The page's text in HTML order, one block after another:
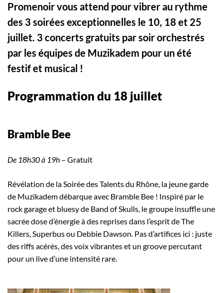
Promenoir vous attend pour vibrer au rythme
des 3 soirées exceptionnelles le 10, 18 et 25
juillet. 3 concerts gratuits par soir orchestrés
par les équipes de Muzikadem pour un été
festif et musical !
Programmation du 18 juillet
Bramble Bee
De 18h30 à 19h – Gratuit
Révélation de la Soirée des Talents du Rhône, la jeune garde
de Muzikadem débarque avec Bramble Bee ! Inspiré par le
rock garage et bluesy de Band of Skulls, le groupe insuffle une
sacrée dose d’énergie à des reprises dans l’esprit de The
Killers, Superbus ou Debbie Dawson. Pas d’artifices ici : juste
des riffs acérés, des voix vibrantes et un groove percutant
pour un live d’une intensité rare.